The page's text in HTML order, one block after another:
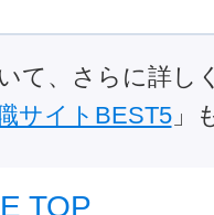
て、さらに詳し
サイトBEST5」